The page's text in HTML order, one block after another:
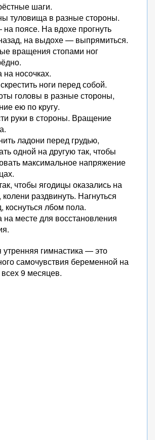
шаги.
туловища в разные стороны.
поясе. На вдохе прогнуть
на выдохе — выпрямиться.
вращения стопами ног
на носочках.
ноги перед собой.
головы в разные стороны,
ею по кругу.
руки в стороны. Вращение
ладони перед грудью,
одной на другую так, чтобы
максимальное напряжение
чтобы ягодицы оказались на
колени раздвинуть. Нагнуться
коснуться лбом пола.
на месте для восстановления
гимнастика — это
самочувствия беременной на
9 месяцев.